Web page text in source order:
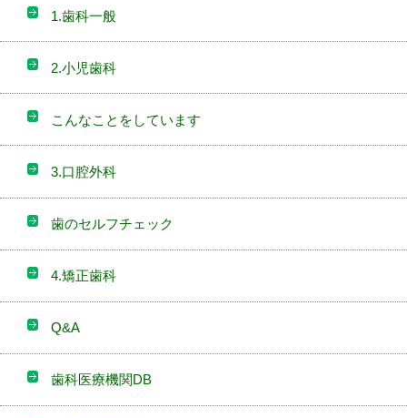
1.歯科一般
2.小児歯科
こんなことをしています
3.口腔外科
歯のセルフチェック
4.矯正歯科
Q&A
歯科医療機関DB